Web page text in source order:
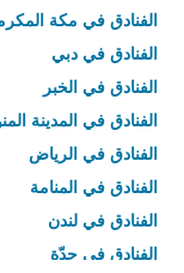
الفنادق في مكة
الفنادق في دبي
الفنادق في الخبر
الفنادق في المدينة
الفنادق في الرياض
الفنادق في المنامة
الفنادق في لندن
الفنادق في جدّة